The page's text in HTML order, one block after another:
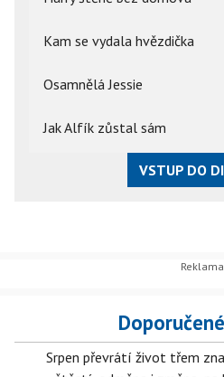
Kam se vydala hvězdička
Osamnělá Jessie
Jak Alfík zůstal sám
VSTUP DO
Srpen převrátí život třem